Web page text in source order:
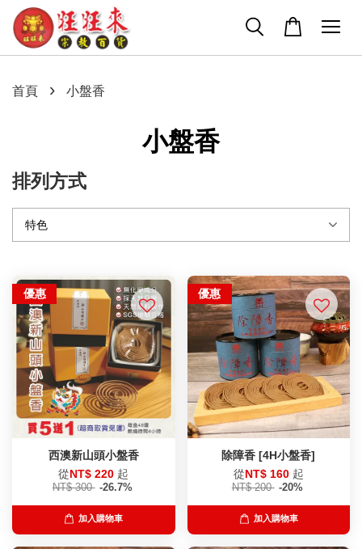
首頁 › 小盤香
小盤香
排列方式
優惠
西澳新山頭小盤香
從NT$ 220 起
NT$ 300 -26.7%
加入購物車
優惠
除障香 [4H小盤香]
從NT$ 160 起
NT$ 200 -20%
加入購物車